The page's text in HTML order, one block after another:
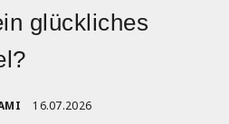
glückliches
16.07.2026